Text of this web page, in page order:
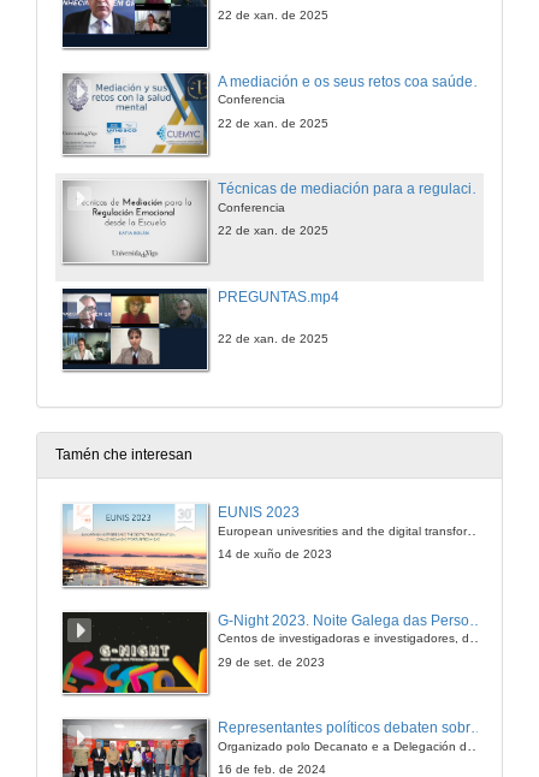
22 de xan. de 2025
Conferencia
22 de xan. de 2025
Técnicas de mediación para a regulación emocional desde a escola
Conferencia
22 de xan. de 2025
PREGUNTAS.mp4
22 de xan. de 2025
Tamén che interesan
EUNIS 2023
European univesrities and the digital transformation: challenges and opportunities ahead
14 de xuño de 2023
Centos de investigadoras e investigadores, decenas de actividades e sete cidades
29 de set. de 2023
Representantes políticos debaten sobre educación e xuventude no campus de Pontevedra
16 de feb. de 2024